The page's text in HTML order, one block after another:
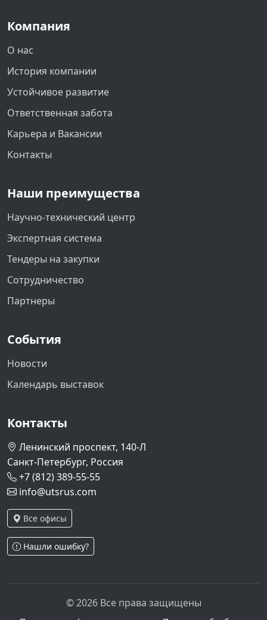
Компания
О нас
История компании
Устойчивое развитие
Ответственная забота
Карьера и Вакансии
Контакты
Наши преимущества
Научно-технический центр
Экспертная система
Тендеры на закупки
Сотрудничество
Партнеры
События
Новости
Календарь выставок
Контакты
Ленинский проспект, 140-Л
Санкт-Петербург, Россия
+7 (812) 389-55-55
info@utsrus.com
Все офисы
Нашли ошибку?
© 2026 Все права защищены